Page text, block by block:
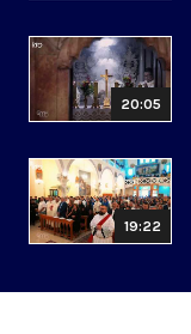
20:05
19:22